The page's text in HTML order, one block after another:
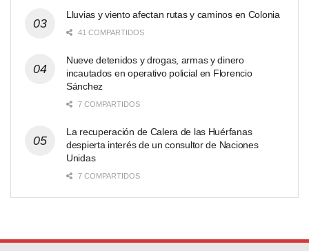
Lluvias y viento afectan rutas y caminos en Colonia
41 COMPARTIDOS
Nueve detenidos y drogas, armas y dinero
incautados en operativo policial en Florencio
Sánchez
7 COMPARTIDOS
La recuperación de Calera de las Huérfanas
despierta interés de un consultor de Naciones
Unidas
7 COMPARTIDOS